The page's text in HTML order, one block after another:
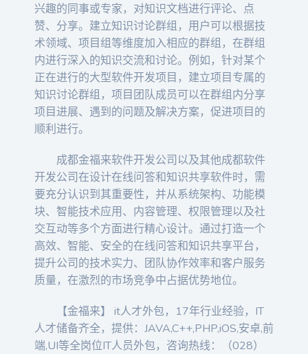
兴趣的同事或专家，对知识文档进行评论、点
赞、分享。建立知识讨论群组，用户可以根据技
术领域、项目组等维度加入相应的群组，在群组
内进行深入的知识交流和讨论。例如，针对某个
正在进行的大型软件开发项目，建立项目专属的
知识讨论群组，项目团队成员可以在群组内分享
项目进展、遇到的问题及解决方案，促进项目的
顺利进行。
成都金福来软件开发公司以及其他成都软件
开发公司在设计在线问答和知识共享软件时，需
要充分认识到其重要性，并从系统架构、功能模
块、智能技术应用、内容管理、权限管理以及社
交互动等多个方面进行精心设计。通过打造一个
高效、智能、安全的在线问答和知识共享平台，
提升公司的技术实力、团队协作效率和客户服务
质量，在激烈的市场竞争中占据优势地位。
【金福来】 it人才外包，17年行业经验，IT
人才储备齐全，提供：JAVA,C++,PHP,iOS,安卓,前
端,UI等全岗位IT人员外包，咨询热线：（028）